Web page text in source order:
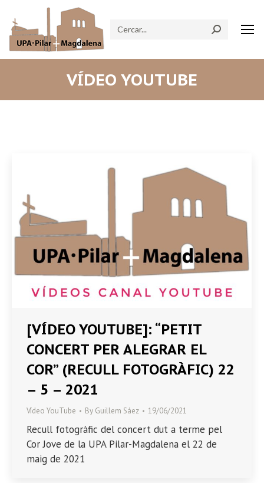
Search:
VÍDEO YOUTUBE
[VÍDEO YOUTUBE]: “PETIT
CONCERT PER ALEGRAR EL
COR” (RECULL FOTOGRÀFIC) 22
– 5 – 2021
Vídeo YouTube By Guillem Sáez 19/06/2021
Recull fotogràfic del concert dut a terme pel
Cor Jove de la UPA Pilar-Magdalena el 22 de
maig de 2021